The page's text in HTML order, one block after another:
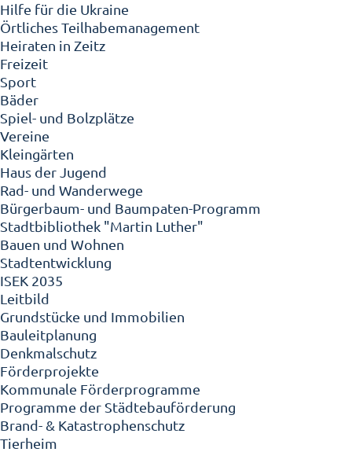
Hilfe für die Ukraine
Örtliches Teilhabemanagement
Heiraten in Zeitz
Freizeit
Sport
Bäder
Spiel- und Bolzplätze
Vereine
Kleingärten
Haus der Jugend
Rad- und Wanderwege
Bürgerbaum- und Baumpaten-Programm
Stadtbibliothek "Martin Luther"
Bauen und Wohnen
Stadtentwicklung
ISEK 2035
Leitbild
Grundstücke und Immobilien
Bauleitplanung
Denkmalschutz
Förderprojekte
Kommunale Förderprogramme
Programme der Städtebauförderung
Brand- & Katastrophenschutz
Tierheim